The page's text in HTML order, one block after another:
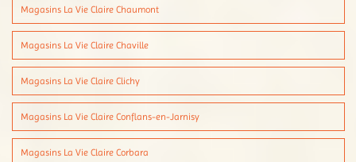
Magasins La Vie Claire Chaumont
Magasins La Vie Claire Chaville
Magasins La Vie Claire Clichy
Magasins La Vie Claire Conflans-en-Jarnisy
Magasins La Vie Claire Corbara